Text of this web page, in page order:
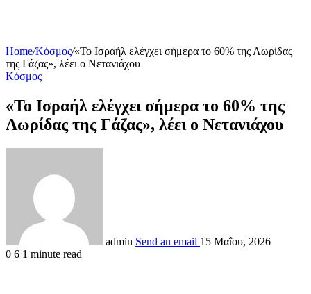
Home/Κόσμος/«Το Ισραήλ ελέγχει σήμερα το 60% της Λωρίδας
της Γάζας», λέει ο Νετανιάχου
Κόσμος
«Το Ισραήλ ελέγχει σήμερα το 60% της
Λωρίδας της Γάζας», λέει ο Νετανιάχου
admin Send an email 15 Μαΐου, 2026
0 6 1 minute read